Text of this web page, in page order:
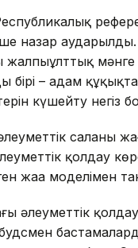
назар аударылды.
жалпыұлттық
бірі – адам
күшейту негіз
саланы
қолдау
жаңа моделімен
әлеуметтік